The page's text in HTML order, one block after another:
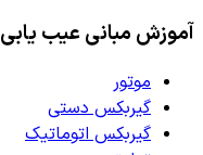
آموزش مبانی عیب یابی
موتور
گیربکس دستی
گیربکس اتوماتیک